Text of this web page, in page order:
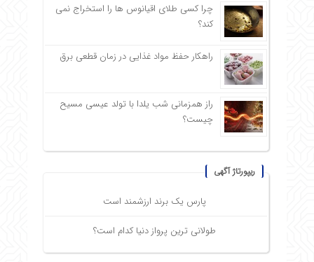
چرا کسی طلای اقیانوس ها را استخراج نمی
کند؟
راهکار حفظ مواد غذایی در زمان قطعی برق
راز همزمانی شب یلدا با تولد عیسی مسیح
چیست؟
ریپورتاژ آگهی
پارس یک برند ارزشمند است
طولانی ترین پرواز دنیا کدام است؟